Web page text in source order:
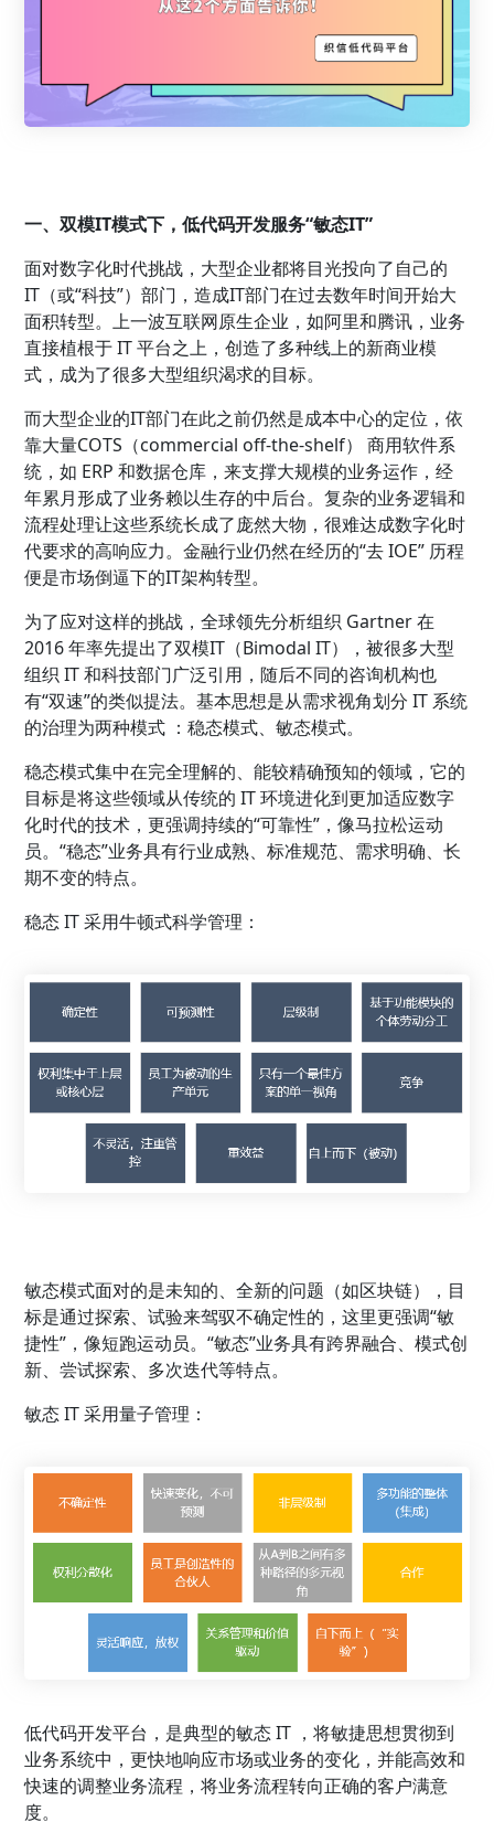
一、双模IT模式下，低代码开发服务“敏态IT”
面对数字化时代挑战，大型企业都将目光投向了自己的
IT（或“科技”）部门，造成IT部门在过去数年时间开始大
面积转型。上一波互联网原生企业，如阿里和腾讯，业务
直接植根于 IT 平台之上，创造了多种线上的新商业模
式，成为了很多大型组织渴求的目标。
而大型企业的IT部门在此之前仍然是成本中心的定位，依
靠大量COTS（commercial off-the-shelf） 商用软件系
统，如 ERP 和数据仓库，来支撑大规模的业务运作，经
年累月形成了业务赖以生存的中后台。复杂的业务逻辑和
流程处理让这些系统长成了庞然大物，很难达成数字化时
代要求的高响应力。金融行业仍然在经历的“去 IOE” 历程
便是市场倒逼下的IT架构转型。
为了应对这样的挑战，全球领先分析组织 Gartner 在
2016 年率先提出了双模IT（Bimodal IT），被很多大型
组织 IT 和科技部门广泛引用，随后不同的咨询机构也
有“双速”的类似提法。基本思想是从需求视角划分 IT 系统
的治理为两种模式 ：稳态模式、敏态模式。
稳态模式集中在完全理解的、能较精确预知的领域，它的
目标是将这些领域从传统的 IT 环境进化到更加适应数字
化时代的技术，更强调持续的“可靠性”，像马拉松运动
员。“稳态”业务具有行业成熟、标准规范、需求明确、长
期不变的特点。
稳态 IT 采用牛顿式科学管理：
敏态模式面对的是未知的、全新的问题（如区块链），目
标是通过探索、试验来驾驭不确定性的，这里更强调“敏
捷性”，像短跑运动员。“敏态”业务具有跨界融合、模式创
新、尝试探索、多次迭代等特点。
敏态 IT 采用量子管理：
低代码开发平台，是典型的敏态 IT ，将敏捷思想贯彻到
业务系统中，更快地响应市场或业务的变化，并能高效和
快速的调整业务流程，将业务流程转向正确的客户满意
度。